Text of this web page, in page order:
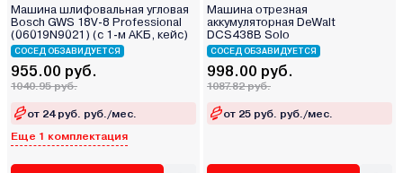
Машина шлифовальная угловая
Bosch GWS 18V-8 Professional
(06019N9021) (с 1-м АКБ, кейс)
СОСЕД ОБЗАВИДУЕТСЯ
955.00 руб.
1040.95 руб.
от 24 руб. руб./мес.
Еще 1 комплектация
Машина отрезная
аккумуляторная DeWalt
DCS438B Solo
СОСЕД ОБЗАВИДУЕТСЯ
998.00 руб.
1087.82 руб.
от 25 руб. руб./мес.